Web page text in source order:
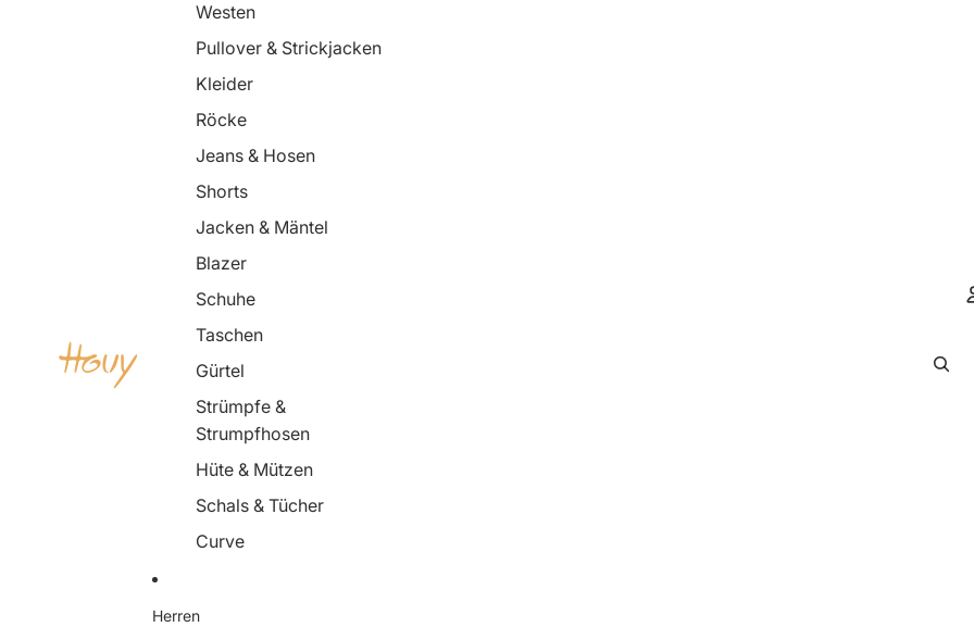
Westen
Pullover & Strickjacken
Kleider
Röcke
Jeans & Hosen
Shorts
Jacken & Mäntel
Blazer
Schuhe
Taschen
Gürtel
Strümpfe &
Strumpfhosen
Hüte & Mützen
Schals & Tücher
Curve
Herren